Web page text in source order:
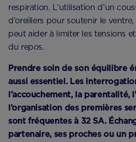
respiration. L’utilisation d’un
d’oreillers pour soutenir le
peut aider à limiter les tensions
du repos.
Prendre soin de son équilibre
aussi essentiel. Les
l’accouchement, la parentalité,
l’organisation des premières
sont fréquentes à 32 SA.
partenaire, ses proches ou un